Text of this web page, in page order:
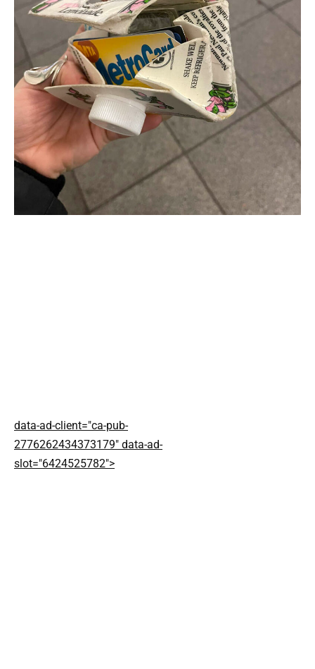
data-ad-client="ca-pub-
2776262434373179" data-ad-
slot="6424525782">